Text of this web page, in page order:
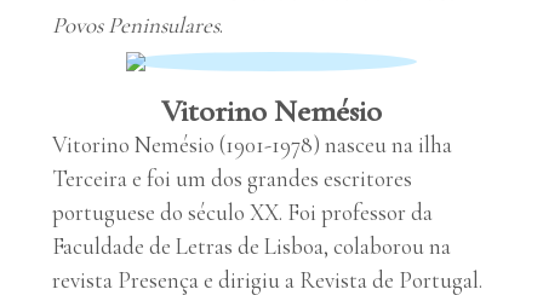
Povos Peninsulares.
Vitorino Nemésio
Vitorino Nemésio (1901-1978) nasceu na ilha
Terceira e foi um dos grandes escritores
portuguese do século XX. Foi professor da
Faculdade de Letras de Lisboa, colaborou na
revista Presença e dirigiu a Revista de Portugal.